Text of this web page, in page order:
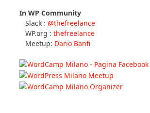
In WP Community
Slack : @thefreelance
WP.org : thefreelance
Meetup: Dario Banfi